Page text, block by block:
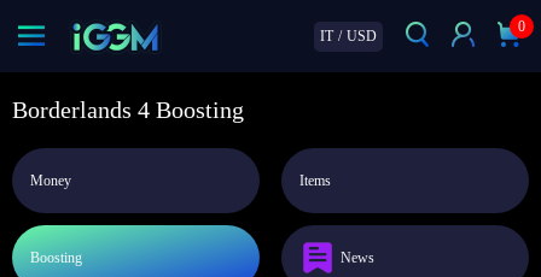
IT / USD
0
Borderlands 4 Boosting
Money Items
Boosting News